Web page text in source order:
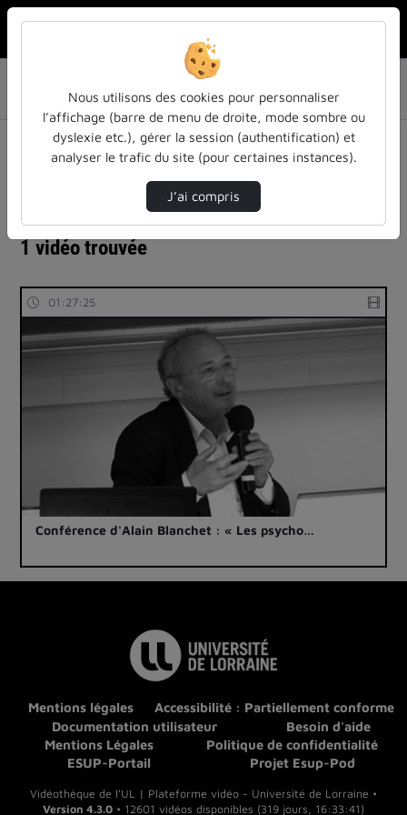
Listes de lecture
Pré-lancement du Centre Pierre Janet - Metz, le 03 mai
2016
Liste de lecture : Pré-lancement du
Centre Pierre Janet - Metz, le 03 mai
1 vidéo trouvée
01:27:25
Conférence d'Alain Blanchet : « Les psycho…
Mentions légales
Accessibilité : Partiellement conforme
Documentation utilisateur
Besoin d'aide
Mentions Légales
Politique de confidentialité
ESUP-Portail
Projet Esup-Pod
Vidéothèque de l'UL | Plateforme vidéo - Université de Lorraine •
Version 4.3.0 • 12601 vidéos disponibles (319 jours, 16:33:41)
Nous utilisons des cookies pour personnaliser
l’affichage (barre de menu de droite, mode sombre ou
dyslexie etc.), gérer la session (authentification) et
analyser le trafic du site (pour certaines instances).
J’ai compris